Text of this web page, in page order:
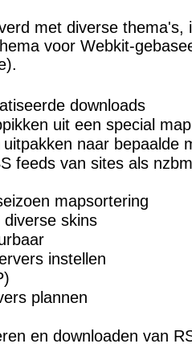
met diverse thema's,
voor Webkit-
downloads
uit een special map
naar bepaalde
feeds van sites als
mapsortering
skins
instellen
plannen
en downloaden van